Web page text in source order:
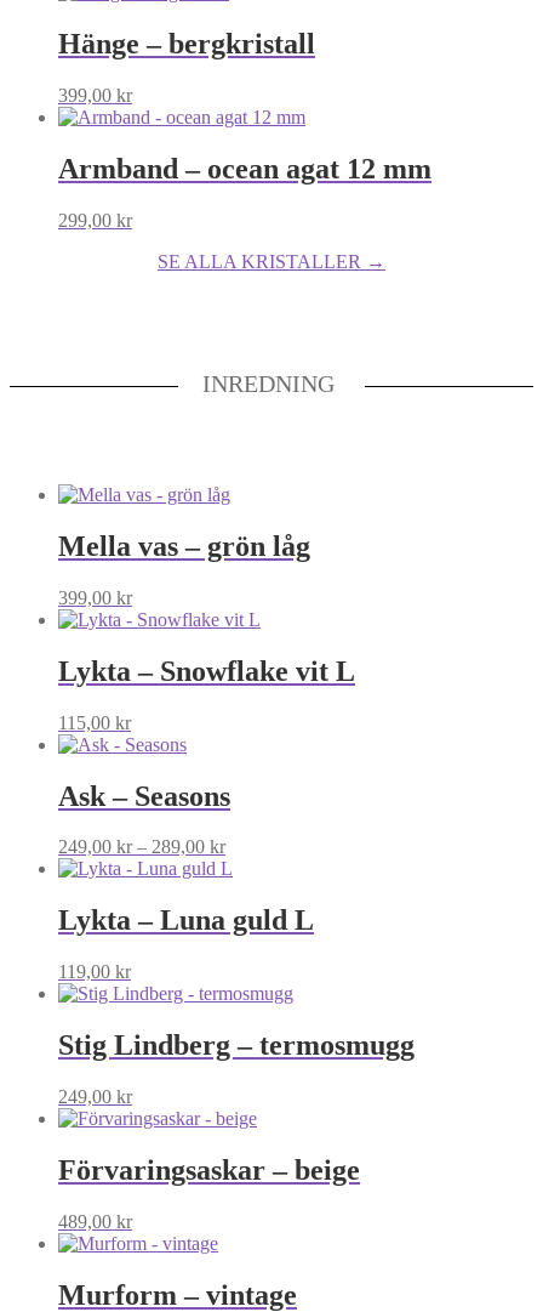
Hänge – bergkristall
399,00 kr
Armband – ocean agat 12 mm
299,00 kr
SE ALLA KRISTALLER →
INREDNING
Mella vas – grön låg
399,00 kr
Lykta – Snowflake vit L
115,00 kr
Ask – Seasons
249,00 kr – 289,00 krPrisintervall:
249,00 kr
289,00 kr
Lykta – Luna guld L
119,00 kr
Stig Lindberg – termosmugg
249,00 kr
Förvaringsaskar – beige
489,00 kr
Murform – vintage